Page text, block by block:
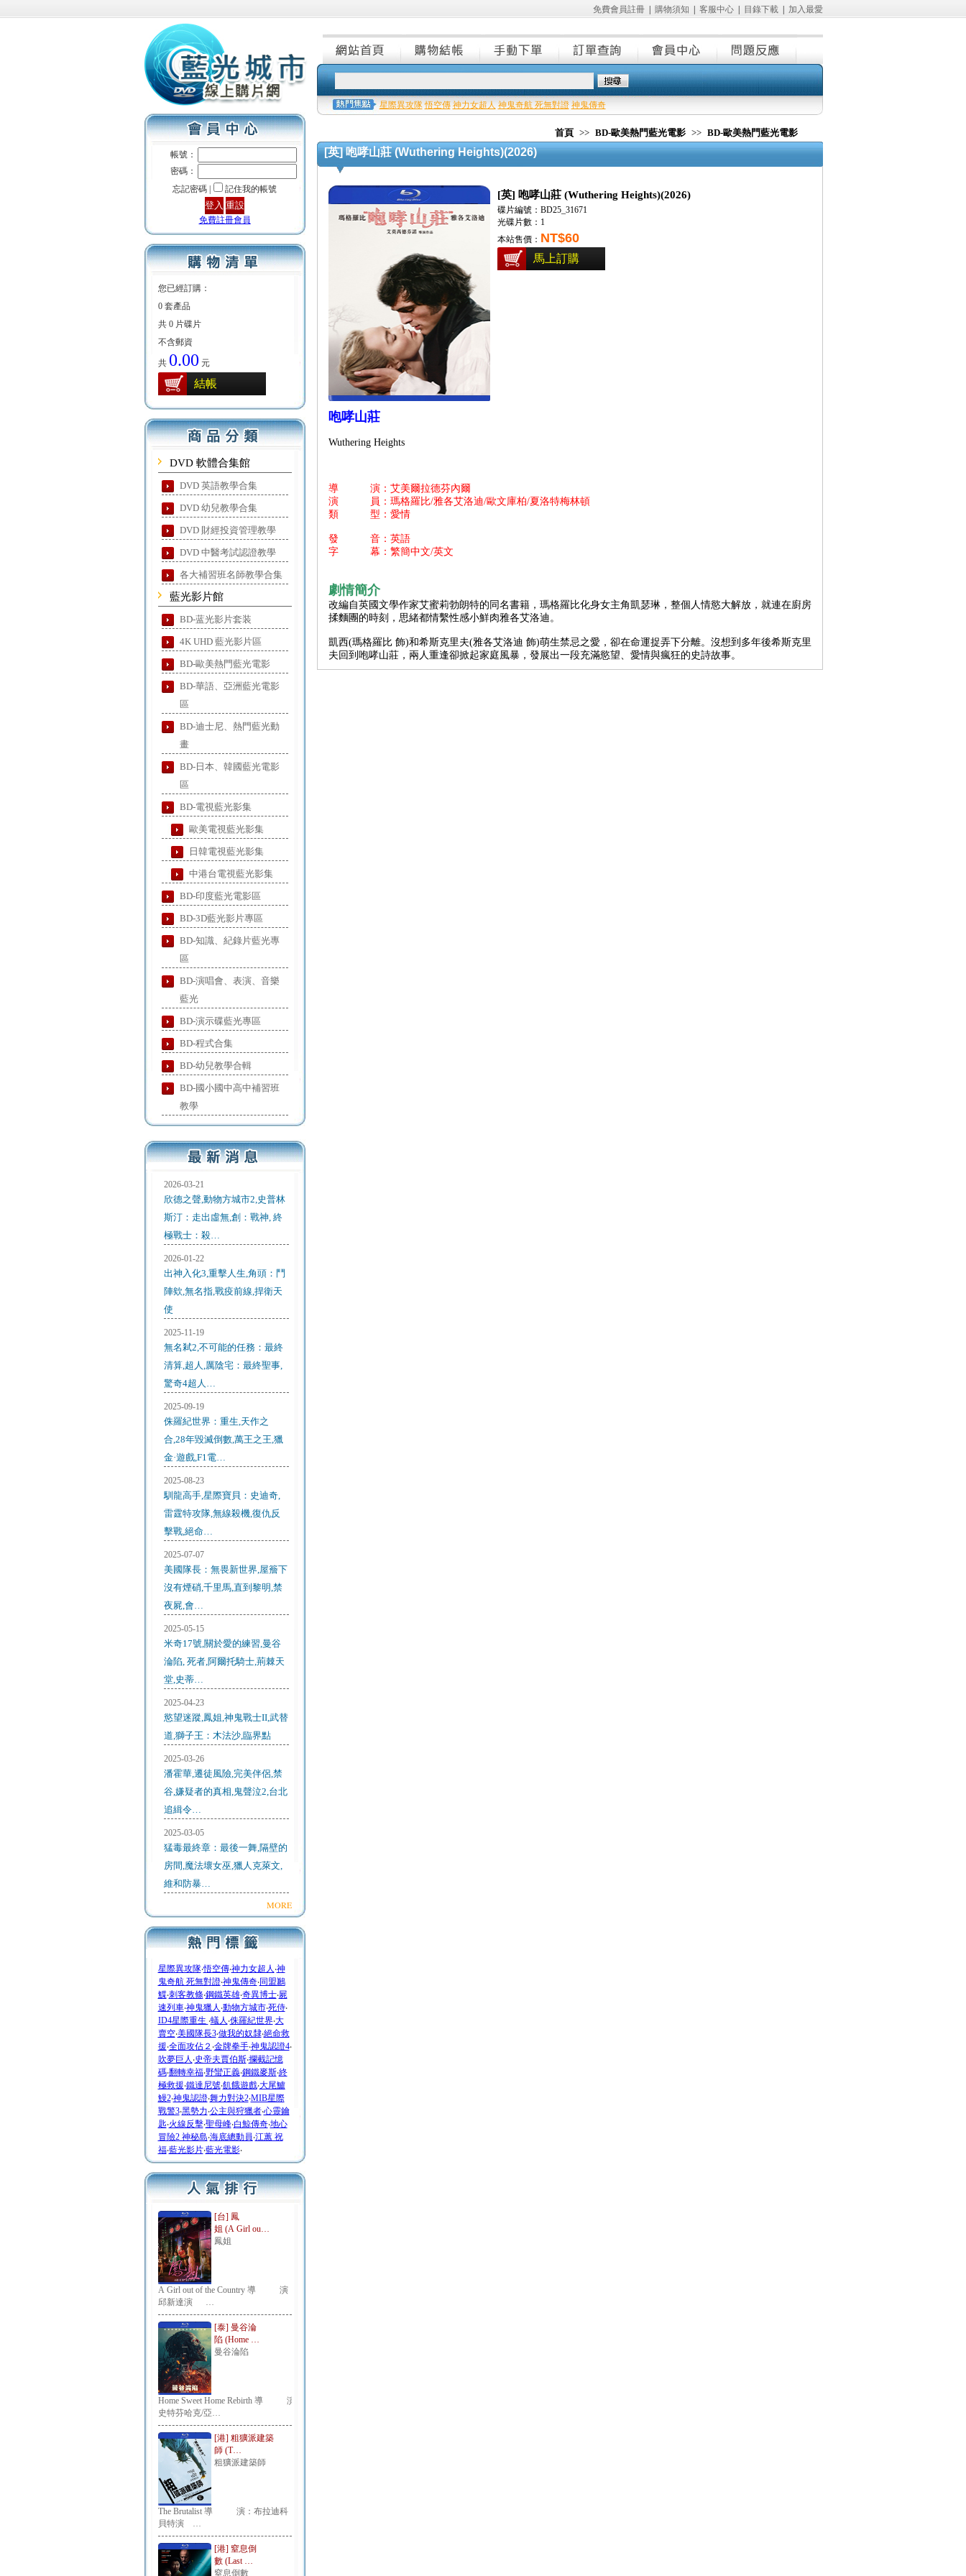
免費會員註冊| 購物須知 客服中心| 目錄下載| 加入最愛
帳號：
密碼：
忘記密碼 |
記住我的帳號
免費註冊會員
您已經訂購：
0 套產品
共 0 片碟片
不含郵資
共 0.00 元
結帳
DVD 軟體合集館
DVD 英語教學合集
DVD 幼兒教學合集
DVD 財經投資管理教學
DVD 中醫考試認證教學
各大補習班名師教學合集
藍光影片館
BD-蓝光影片套装
4K UHD 藍光影片區
BD-歐美熱門藍光電影
BD-華語、亞洲藍光電影
區
BD-迪士尼、熱門藍光動
畫
BD-日本、韓國藍光電影
區
BD-電視藍光影集
歐美電視藍光影集
日韓電視藍光影集
中港台電視藍光影集
BD-印度藍光電影區
BD-3D藍光影片專區
BD-知識、紀錄片藍光專
區
BD-演唱會、表演、音樂
藍光
BD-演示碟藍光專區
BD-程式合集
BD-幼兒教學合輯
BD-國小國中高中補習班
教學
2026-03-21
欣德之聲,動物方城市2,史普林
斯汀：走出虛無,創：戰神, 終
極戰士：殺…
2026-01-22
出神入化3,重擊人生,角頭：鬥
陣欸,無名指,戰疫前線,捍衛天
使
2025-11-19
無名弒2,不可能的任務：最終
清算,超人,厲陰宅：最終聖事,
驚奇4超人…
2025-09-19
侏羅紀世界：重生,天作之
合,28年毀滅倒數,萬王之王,獵
金·遊戲,F1電…
2025-08-23
馴龍高手,星際寶貝：史迪奇,
雷霆特攻隊,無線殺機,復仇反
擊戰,絕命…
2025-07-07
美國隊長：無畏新世界,屋簷下
沒有煙硝,千里馬,直到黎明,禁
夜屍,會…
2025-05-15
米奇17號,關於愛的練習,曼谷
淪陷, 死者,阿爾托騎士,荊棘天
堂,史蒂…
2025-04-23
慾望迷蹤,鳳姐,神鬼戰士II,武替
道,獅子王：木法沙,臨界點
2025-03-26
潘霍華,遷徒風險,完美伴侶,禁
谷,嫌疑者的真相,鬼聲泣2,台北
追緝令…
2025-03-05
猛毒最終章：最後一舞,隔壁的
房間,魔法壞女巫,獵人克萊文,
維和防暴…
MORE
星際異攻隊‧悟空傳‧神力女超人 ‧神
鬼奇航 死無對證‧神鬼傳奇‧同盟鶼
鰈‧刺客教條‧鋼鐵英雄‧奇異博士‧屍
速列車‧神鬼獵人 ‧動物方城市‧死侍‧
ID4星際重生 ‧蟻人 ‧侏羅紀世界‧大
賣空‧美國隊長3‧做我的奴隸‧絕命救
援‧全面攻佔２ ‧金牌拳手‧神鬼認證4‧
吹夢巨人 ‧史帝夫賈伯斯‧攔截記憶
碼‧翻轉幸福‧野蠻正義‧鋼鐵麥斯‧終
極救援‧鐵達尼號‧飢餓遊戲‧大尾鱸
鰻2‧神鬼認證‧舞力對決2‧MIB星際
戰警3‧黑勢力‧公主與狩獵者‧心靈鑰
匙‧火線反擊‧聖母峰‧白鯨傳奇‧地心
冒險2 神秘島‧海底總動員‧江蕙 祝
福‧藍光影片‧藍光電影‧
[台] 鳳
姐 (A Girl ou…
鳳姐
A Girl out of the Country 導 演：
邱新達演 …
[泰] 曼谷淪
陷 (Home …
曼谷淪陷
Home Sweet Home Rebirth 導 演：
史特芬哈克/亞…
[港] 粗獷派建築
師 (T…
粗獷派建築師
The Brutalist 導 演：布拉迪科
貝特演 …
[港] 窒息倒
數 (Last …
窒息倒數
星際異攻隊 悟空傳 神力女超人 神鬼奇航 死無對證 神鬼傳奇
首頁 >> BD-歐美熱門藍光電影 >> BD-歐美熱門藍光電影
[英] 咆哮山莊 (Wuthering Heights)(2026)
[英] 咆哮山莊 (Wuthering Heights)(2026)
碟片編號：BD25_31671
光碟片數：1
本站售價： NT$60
馬上訂購
咆哮山莊
Wuthering Heights
導 演：艾美爾拉德芬內爾
演 員：瑪格羅比/雅各艾洛迪/歐文庫柏/夏洛特梅林頓
類 型：愛情
發 音：英語
字 幕：繁簡中文/英文
劇情簡介
改編自英國文學作家艾蜜莉勃朗特的同名書籍，瑪格羅比化身女主角凱瑟琳，整個人情慾大解放，就連在廚房
揉麵團的時刻，思緒都情繫性感小鮮肉雅各艾洛迪。
凱西(瑪格羅比 飾)和希斯克里夫(雅各艾洛迪 飾)萌生禁忌之愛，卻在命運捉弄下分離。沒想到多年後希斯克里
夫回到咆哮山莊，兩人重逢卻掀起家庭風暴，發展出一段充滿慾望、愛情與瘋狂的史詩故事。